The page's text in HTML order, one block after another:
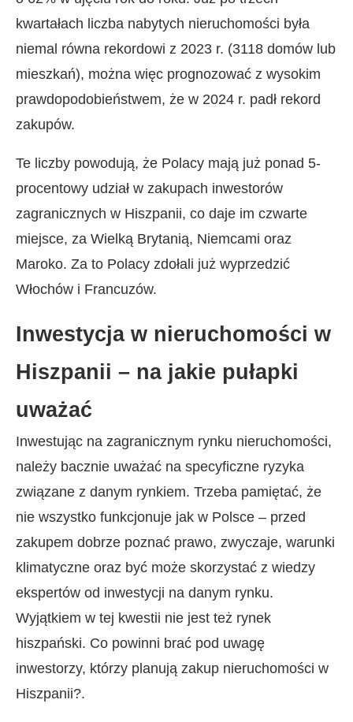
kwartałach liczba nabytych nieruchomości była
niemal równa rekordowi z 2023 r. (3118 domów lub
mieszkań), można więc prognozować z wysokim
prawdopodobieństwem, że w 2024 r. padł rekord
zakupów.
Te liczby powodują, że Polacy mają już ponad 5-
procentowy udział w zakupach inwestorów
zagranicznych w Hiszpanii, co daje im czwarte
miejsce, za Wielką Brytanią, Niemcami oraz
Maroko. Za to Polacy zdołali już wyprzedzić
Włochów i Francuzów.
Inwestycja w nieruchomości w
Hiszpanii – na jakie pułapki
uważać
Inwestując na zagranicznym rynku nieruchomości,
należy bacznie uważać na specyficzne ryzyka
związane z danym rynkiem. Trzeba pamiętać, że
nie wszystko funkcjonuje jak w Polsce – przed
zakupem dobrze poznać prawo, zwyczaje, warunki
klimatyczne oraz być może skorzystać z wiedzy
ekspertów od inwestycji na danym rynku.
Wyjątkiem w tej kwestii nie jest też rynek
hiszpański. Co powinni brać pod uwagę
inwestorzy, którzy planują zakup nieruchomości w
Hiszpanii?.